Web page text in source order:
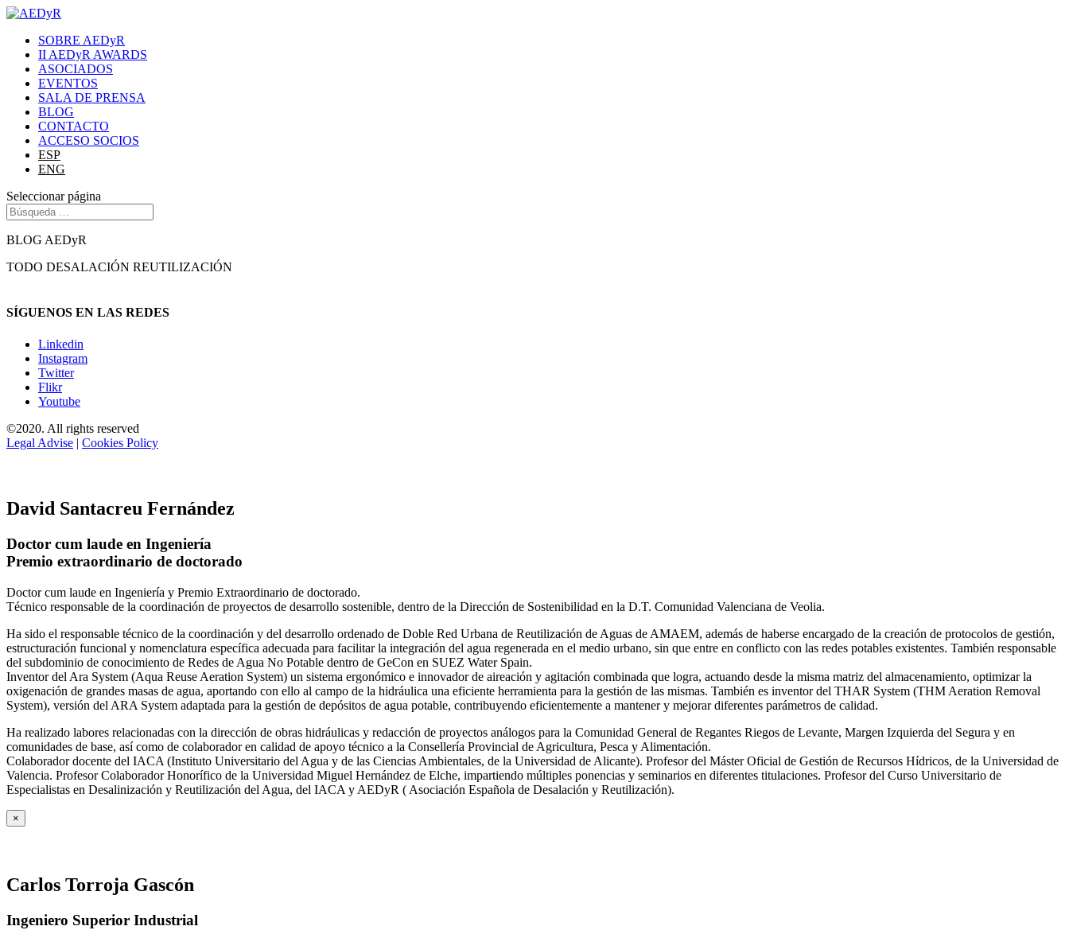
SOBRE AEDyR
II AEDyR AWARDS
ASOCIADOS
EVENTOS
SALA DE PRENSA
BLOG
CONTACTO
ACCESO SOCIOS
ESP
ENG
Seleccionar página
BLOG AEDyR
TODO DESALACIÓN REUTILIZACIÓN
SÍGUENOS EN LAS REDES
Linkedin
Instagram
Twitter
Flikr
Youtube
©2020. All rights reserved
Legal Advise | Cookies Policy
David Santacreu Fernández
Doctor cum laude en Ingeniería
Premio extraordinario de doctorado
Doctor cum laude en Ingeniería y Premio Extraordinario de doctorado.
Técnico responsable de la coordinación de proyectos de desarrollo sostenible, dentro de la Dirección de Sostenibilidad en la D.T. Comunidad Valenciana de Veolia.
Ha sido el responsable técnico de la coordinación y del desarrollo ordenado de Doble Red Urbana de Reutilización de Aguas de AMAEM, además de haberse encargado de la creación de protocolos de gestión,
estructuración funcional y nomenclatura específica adecuada para facilitar la integración del agua regenerada en el medio urbano, sin que entre en conflicto con las redes potables existentes. También responsable
del subdominio de conocimiento de Redes de Agua No Potable dentro de GeCon en SUEZ Water Spain.
Inventor del Ara System (Aqua Reuse Aeration System) un sistema ergonómico e innovador de aireación y agitación combinada que logra, actuando desde la misma matriz del almacenamiento, optimizar la
oxigenación de grandes masas de agua, aportando con ello al campo de la hidráulica una eficiente herramienta para la gestión de las mismas. También es inventor del THAR System (THM Aeration Removal
System), versión del ARA System adaptada para la gestión de depósitos de agua potable, contribuyendo eficientemente a mantener y mejorar diferentes parámetros de calidad.
Ha realizado labores relacionadas con la dirección de obras hidráulicas y redacción de proyectos análogos para la Comunidad General de Regantes Riegos de Levante, Margen Izquierda del Segura y en
comunidades de base, así como de colaborador en calidad de apoyo técnico a la Consellería Provincial de Agricultura, Pesca y Alimentación.
Colaborador docente del IACA (Instituto Universitario del Agua y de las Ciencias Ambientales, de la Universidad de Alicante). Profesor del Máster Oficial de Gestión de Recursos Hídricos, de la Universidad de
Valencia. Profesor Colaborador Honorífico de la Universidad Miguel Hernández de Elche, impartiendo múltiples ponencias y seminarios en diferentes titulaciones. Profesor del Curso Universitario de
Especialistas en Desalinización y Reutilización del Agua, del IACA y AEDyR ( Asociación Española de Desalación y Reutilización).
×
Carlos Torroja Gascón
Ingeniero Superior Industrial